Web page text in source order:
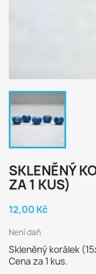
SKLENĚNÝ
ZA 1 KUS)
12,00 Kč
Není daň
Skleněný korálek
Cena za 1 kus.